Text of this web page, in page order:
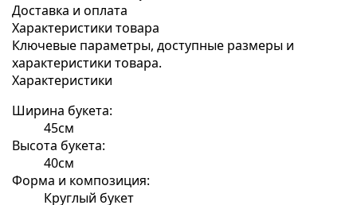
Доставка и оплата
Характеристики товара
Ключевые параметры, доступные размеры и
характеристики товара.
Характеристики
Ширина букета:
45см
Высота букета:
40см
Форма и композиция:
Круглый букет